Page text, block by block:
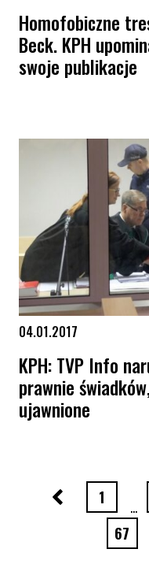
Homofobiczne
Beck. KPH
swoje publikacje
04.01.2017
KPH: TVP Info
prawnie
ujawnione
Poprzednia
strona
1 …
67